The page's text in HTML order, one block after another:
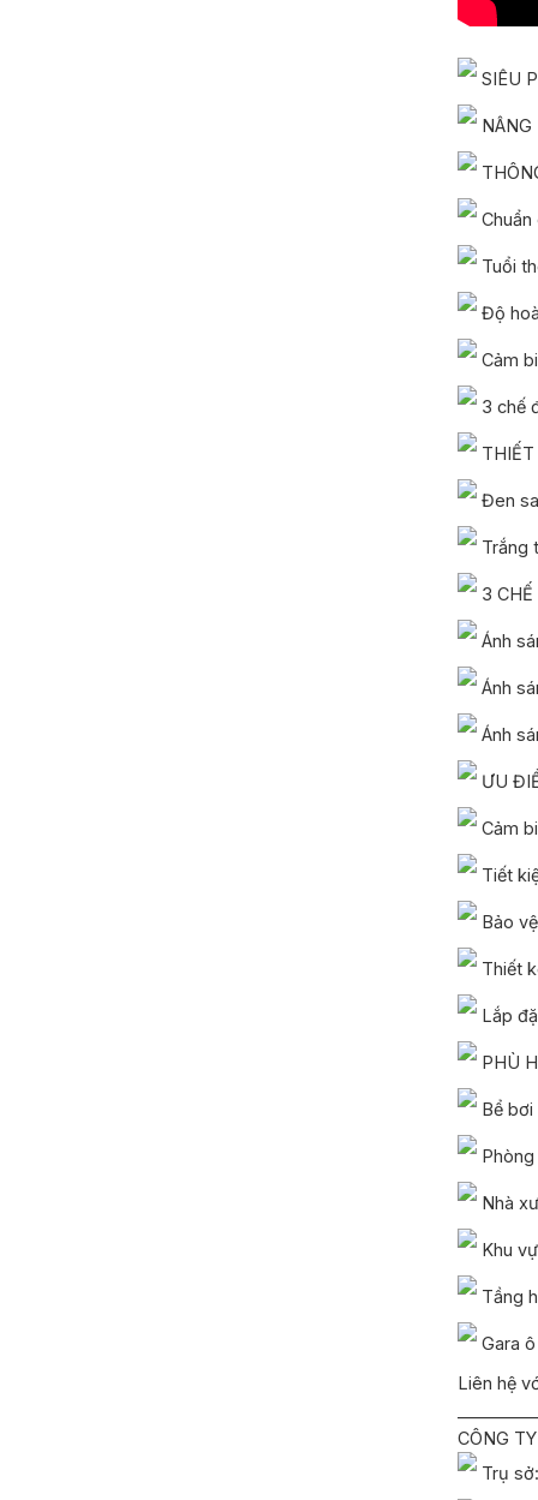
SIÊU
Tuổi
Độ
Cảm
3 chế
THIẾT
Đen
Trắng
3
Ánh
Ánh
Ánh
ƯU
Cảm
Tiết
Bảo
Thiết
Lắp
PHÙ
Bể bơi
Nhà
Khu
Tầng
Gara
Liên hệ
CÔNG
Trụ